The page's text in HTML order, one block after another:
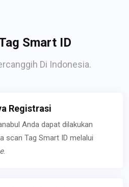
Smart ID
Di Indonesia.
Registrasi
Anda dapat dilakukan
scan Tag Smart ID melalui
.